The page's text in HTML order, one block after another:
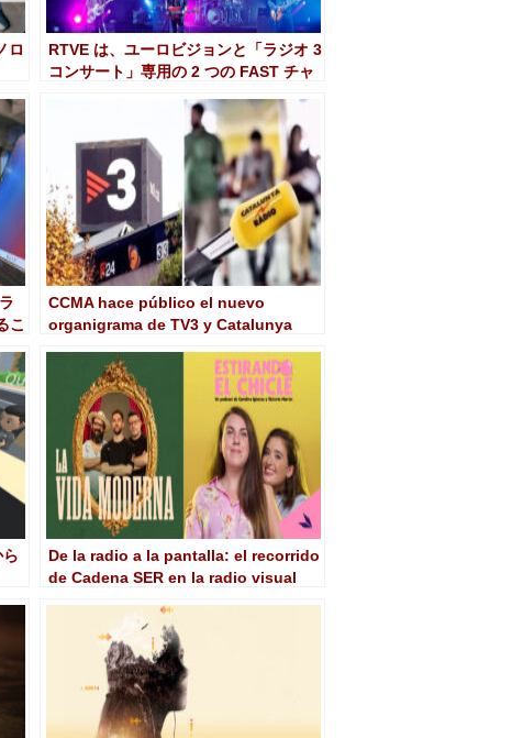
ロ
RTVE は、ユーロビジョンと「ラジオ 3
コンサート」専用の 2 つの FAST チャ
こ
CCMA hace público el nuevo
organigrama de TV3 y Catalunya
De la radio a la pantalla: el recorrido
de Cadena SER en la radio visual